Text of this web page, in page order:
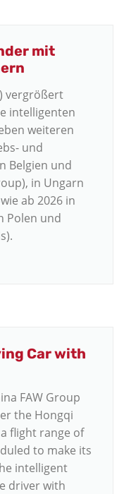
mit
vergrößert
intelligenten
weiteren
und
Belgien und
in Ungarn
ab 2026 in
Polen und
.
Car with
FAW Group
the Hongqi
flight range of
to make its
intelligent
driver with